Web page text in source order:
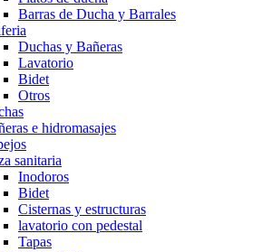
Barras de Ducha y Barrales
Duchas y Bañeras
Lavatorio
Bidet
Otros
e hidromasajes
sanitaria
Inodoros
Bidet
Cisternas y estructuras
lavatorio con pedestal
Tapas